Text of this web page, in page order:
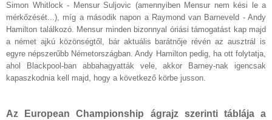
Simon Whitlock - Mensur Suljovic (amennyiben Mensur nem kési le a
mérkőzését...), míg a második napon a Raymond van Barneveld - Andy
Hamilton találkozó. Mensur minden bizonnyal óriási támogatást kap majd
a német ajkú közönségtől, bár aktuális barátnője révén az ausztrál is
egyre népszerűbb Németországban. Andy Hamilton pedig, ha ott folytatja,
ahol Blackpool-ban abbahagyatták vele, akkor Barney-nak igencsak
kapaszkodnia kell majd, hogy a következő körbe jusson.
Az European Championship ágrajz szerinti táblája a